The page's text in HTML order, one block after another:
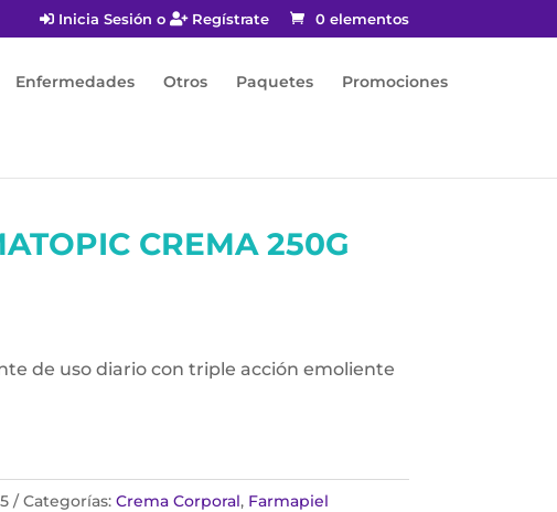
Inicia Sesión o Regístrate 0 elementos
Enfermedades Otros Paquetes Promociones
CREMA 250G
de uso diario con triple acción emoliente
Categorías: Crema Corporal, Farmapiel